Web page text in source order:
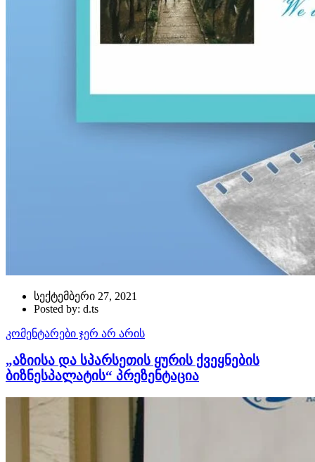
სექტემბერი 27, 2021
Posted by: d.ts
კომენტარები ჯერ არ არის
„აზიისა და სპარსეთის ყურის ქვეყნების
ბიზნესპალატის“ პრეზენტაცია